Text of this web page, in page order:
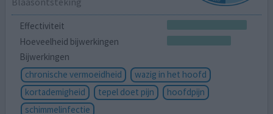
Effectiviteit
Hoeveelheid bijwerkingen
Bijwerkingen
chronische vermoeidheid
wazig in het hoofd
kortademigheid
tepel doet pijn
hoofdpijn
schimmelinfectie